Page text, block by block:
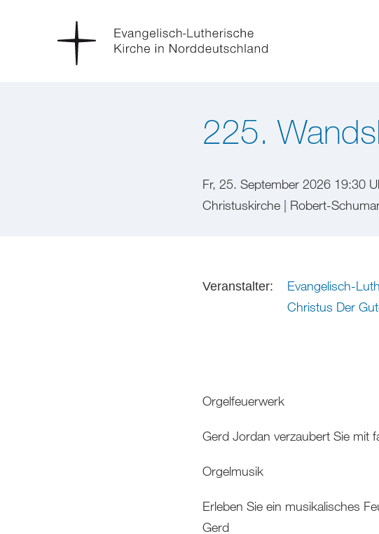
225.
Fr, 25. September 2026 19:30
Christuskirche | Robert-
Veranstalter:
Evangelisch-
Christus Der
Orgelfeuerwerk
Gerd Jordan verzaubert Sie mit
Orgelmusik
Erleben Sie ein musikalisches
Gerd